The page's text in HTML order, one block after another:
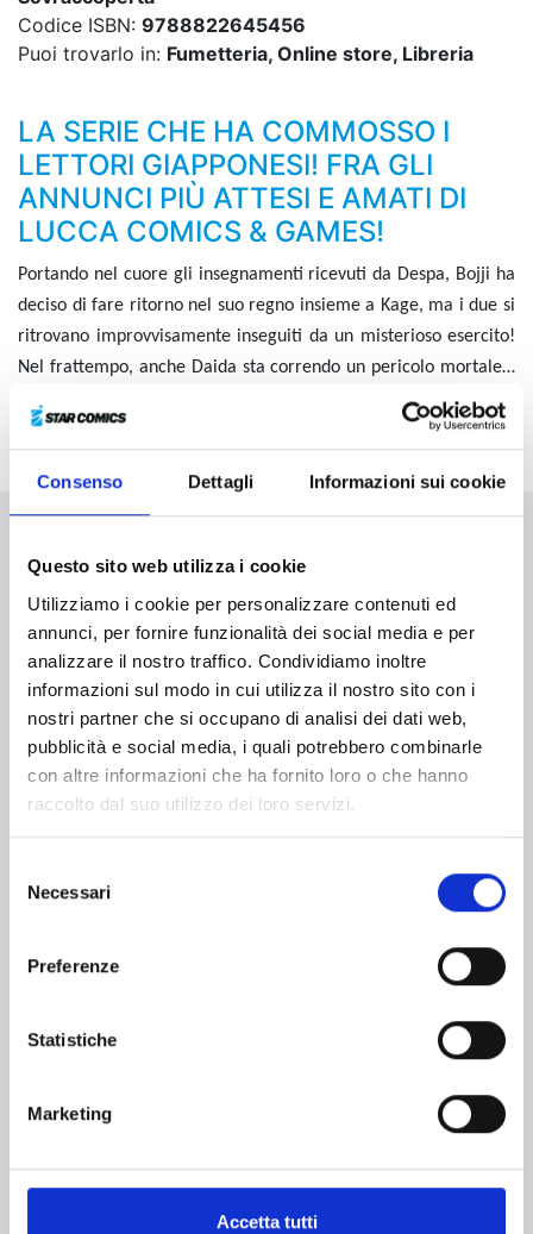
Consenso Dettagli Informazioni sui cookie
Questo sito web utilizza i cookie
Utilizziamo i cookie per personalizzare contenuti ed
annunci, per fornire funzionalità dei social media e per
analizzare il nostro traffico. Condividiamo inoltre
informazioni sul modo in cui utilizza il nostro sito con i
nostri partner che si occupano di analisi dei dati web,
pubblicità e social media, i quali potrebbero combinarle
con altre informazioni che ha fornito loro o che hanno
raccolto dal suo utilizzo dei loro servizi.
delNecessari
Preferenze
Statistiche
Marketing
Accetta tutti
Codice ISBN: 9788822645456
Puoi trovarlo in: Fumetteria, Online store, Libreria
LA SERIE CHE HA COMMOSSO I
LETTORI GIAPPONESI! FRA GLI
ANNUNCI PIÙ ATTESI E AMATI DI
LUCCA COMICS & GAMES!
Portando nel cuore gli insegnamenti ricevuti da Despa, Bojji ha
deciso di fare ritorno nel suo regno insieme a Kage, ma i due si
ritrovano improvvisamente inseguiti da un misterioso esercito!
Nel frattempo, anche Daida sta correndo un pericolo mortale…
Quali saranno le intenzioni di Miranjo?! E riuscirà Bojji a
salvare sua madre?!
Altri volumi della serie